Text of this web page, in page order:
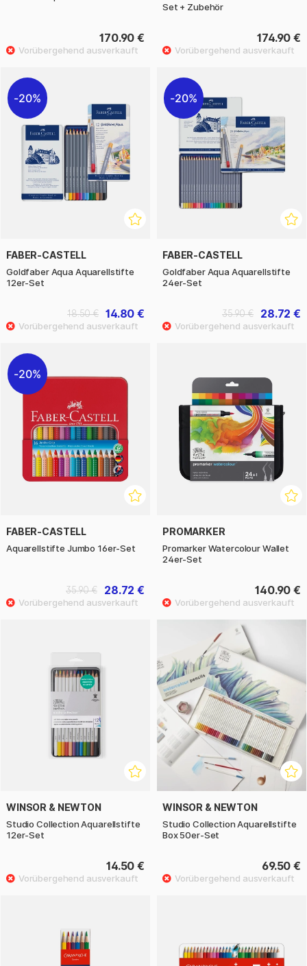
170.90 €
Set + Zubehör
174.90 €
20%
FABER-CASTELL
Goldfaber Aqua Aquarellstifte
12er-Set
14.80 €
18.50 €
20%
FABER-CASTELL
Goldfaber Aqua Aquarellstifte
24er-Set
28.72 €
35.90 €
20%
FABER-CASTELL
Aquarellstifte Jumbo 16er-Set
28.72 €
35.90 €
PROMARKER
Promarker Watercolour Wallet
24er-Set
140.90 €
WINSOR & NEWTON
Studio Collection Aquarellstifte
12er-Set
14.50 €
WINSOR & NEWTON
Studio Collection Aquarellstifte
Box 50er-Set
69.50 €